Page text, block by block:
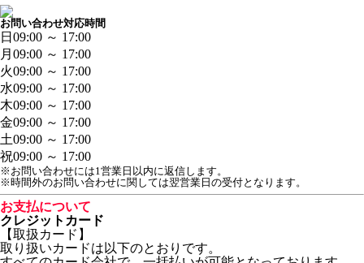
お問い合わせ対応時間
日 09:00 ～ 17:00
月 09:00 ～ 17:00
火09:00 ～ 17:00
水09:00 ～ 17:00
木09:00 ～ 17:00
金09:00 ～ 17:00
土09:00 ～ 17:00
祝09:00 ～ 17:00
※お問い合わせには1営業日以内に返信します。
※時間外のお問い合わせに関しては翌営業日の受付となります。
お支払について
クレジットカード
【取扱カード】
取り扱いカードは以下のとおりです。